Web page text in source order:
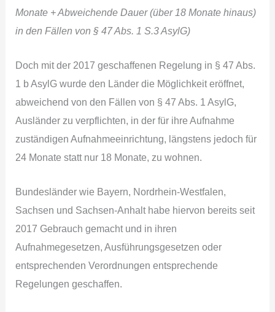
Monate + Abweichende Dauer (über 18 Monate hinaus)
in den Fällen von § 47 Abs. 1 S.3 AsylG)
Doch mit der 2017 geschaffenen Regelung in § 47 Abs.
1 b AsylG wurde den Länder die Möglichkeit eröffnet,
abweichend von den Fällen von § 47 Abs. 1 AsylG,
Ausländer zu verpflichten, in der für ihre Aufnahme
zuständigen Aufnahmeeinrichtung, längstens jedoch für
24 Monate statt nur 18 Monate, zu wohnen.
Bundesländer wie Bayern, Nordrhein-Westfalen,
Sachsen und Sachsen-Anhalt habe hiervon bereits seit
2017 Gebrauch gemacht und in ihren
Aufnahmegesetzen, Ausführungsgesetzen oder
entsprechenden Verordnungen entsprechende
Regelungen geschaffen.